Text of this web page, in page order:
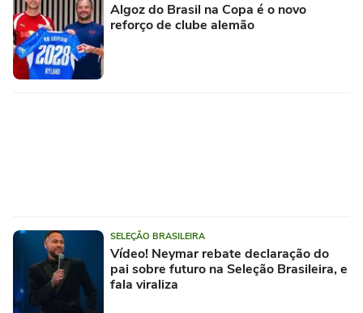
Algoz do Brasil na Copa é o novo
reforço de clube alemão
SELEÇÃO BRASILEIRA
Vídeo! Neymar rebate declaração do
pai sobre futuro na Seleção Brasileira, e
fala viraliza